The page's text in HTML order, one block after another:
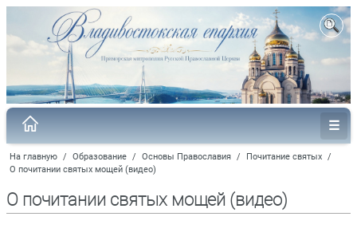
На главную / Образование / Основы Православия / Почитание святых /
О почитании святых мощей (видео)
О почитании святых мощей (видео)